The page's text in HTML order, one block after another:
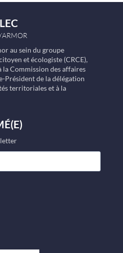
au sein du groupe
et écologiste (CRCE),
la Commission des affaires
Président de la délégation
territoriales et à la